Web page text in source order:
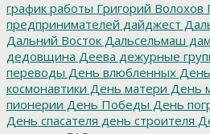
график работы Григорий Волохов
предпринимателей дайджест
Дальний Восток Дальсельмаш
дедовщина Деева дежурные
переводы День влюбленных
космонавтики День матери День
пионерии День Победы День
День спасателя день строителя